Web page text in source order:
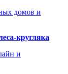
домов и
кругляка
и